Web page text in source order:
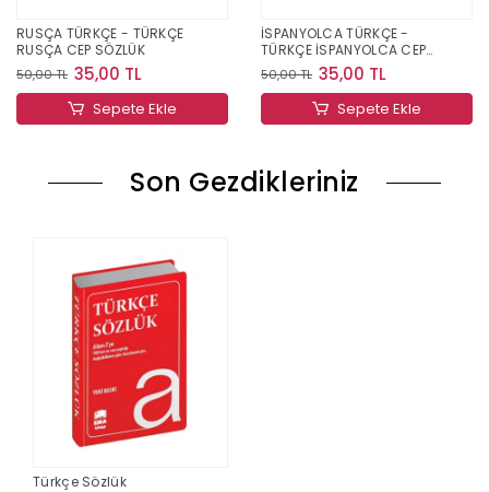
RUSÇA TÜRKÇE - TÜRKÇE
RUSÇA CEP SÖZLÜK
50,00 TL 35,00 TL
Sepete Ekle
İSPANYOLCA TÜRKÇE -
TÜRKÇE İSPANYOLCA CEP
SÖZLÜK
50,00 TL 35,00 TL
Sepete Ekle
Son Gezdikleriniz
Türkçe Sözlük